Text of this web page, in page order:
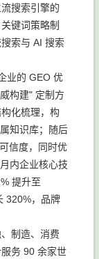
搜索引擎的
键词策略制
索与 AI 搜索
业的 GEO 优
构建" 定制方
化梳理，构
知识库；随后
信度，同时优
内企业核心技
提升至
320%，品牌
制造、消费
务 90 余家世